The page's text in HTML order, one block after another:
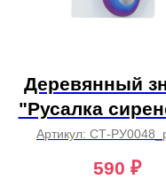
Деревянный
"Русалка
Артикул: СТ-
590 ₽